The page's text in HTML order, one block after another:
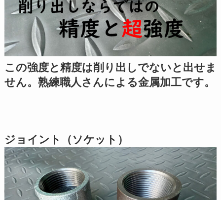
この強度と精度は削り出しでないと出せま
せん。熟練職人さんによる金属加工です。
ジョイント（ソケット）